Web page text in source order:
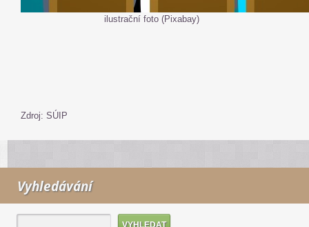
ilustrační foto (Pixabay)
Zdroj: SÚIP
Vyhledávání